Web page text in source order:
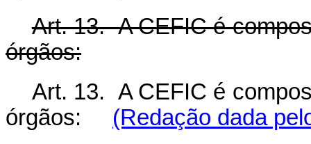
Art. 13. A CEFIC é
órgãos:
Art. 13. A CEFIC é
órgãos: (Redação dada